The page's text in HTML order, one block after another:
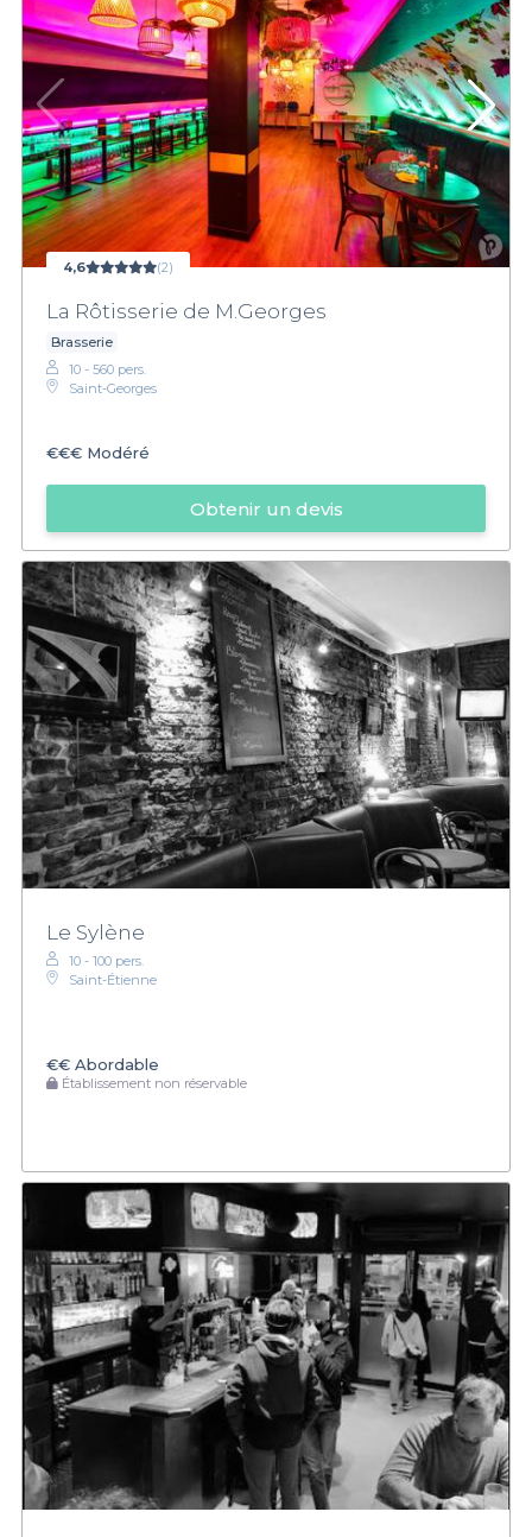
4,6 (2)
La Rôtisserie de M.Georges
Brasserie
10 - 560 pers.
Saint-Georges
€€€ Modéré
Obtenir un devis
Le Sylène
10 - 100 pers.
Saint-Étienne
€€ Abordable
Établissement non réservable